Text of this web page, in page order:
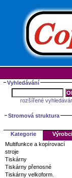
Vyhledávání
rozšířené
Stromová struktura
Kategorie
Výrobci
Multifunkce a kopírovací
stroje
Tiskárny
Tiskárny přenosné
Tiskárny velkoform.